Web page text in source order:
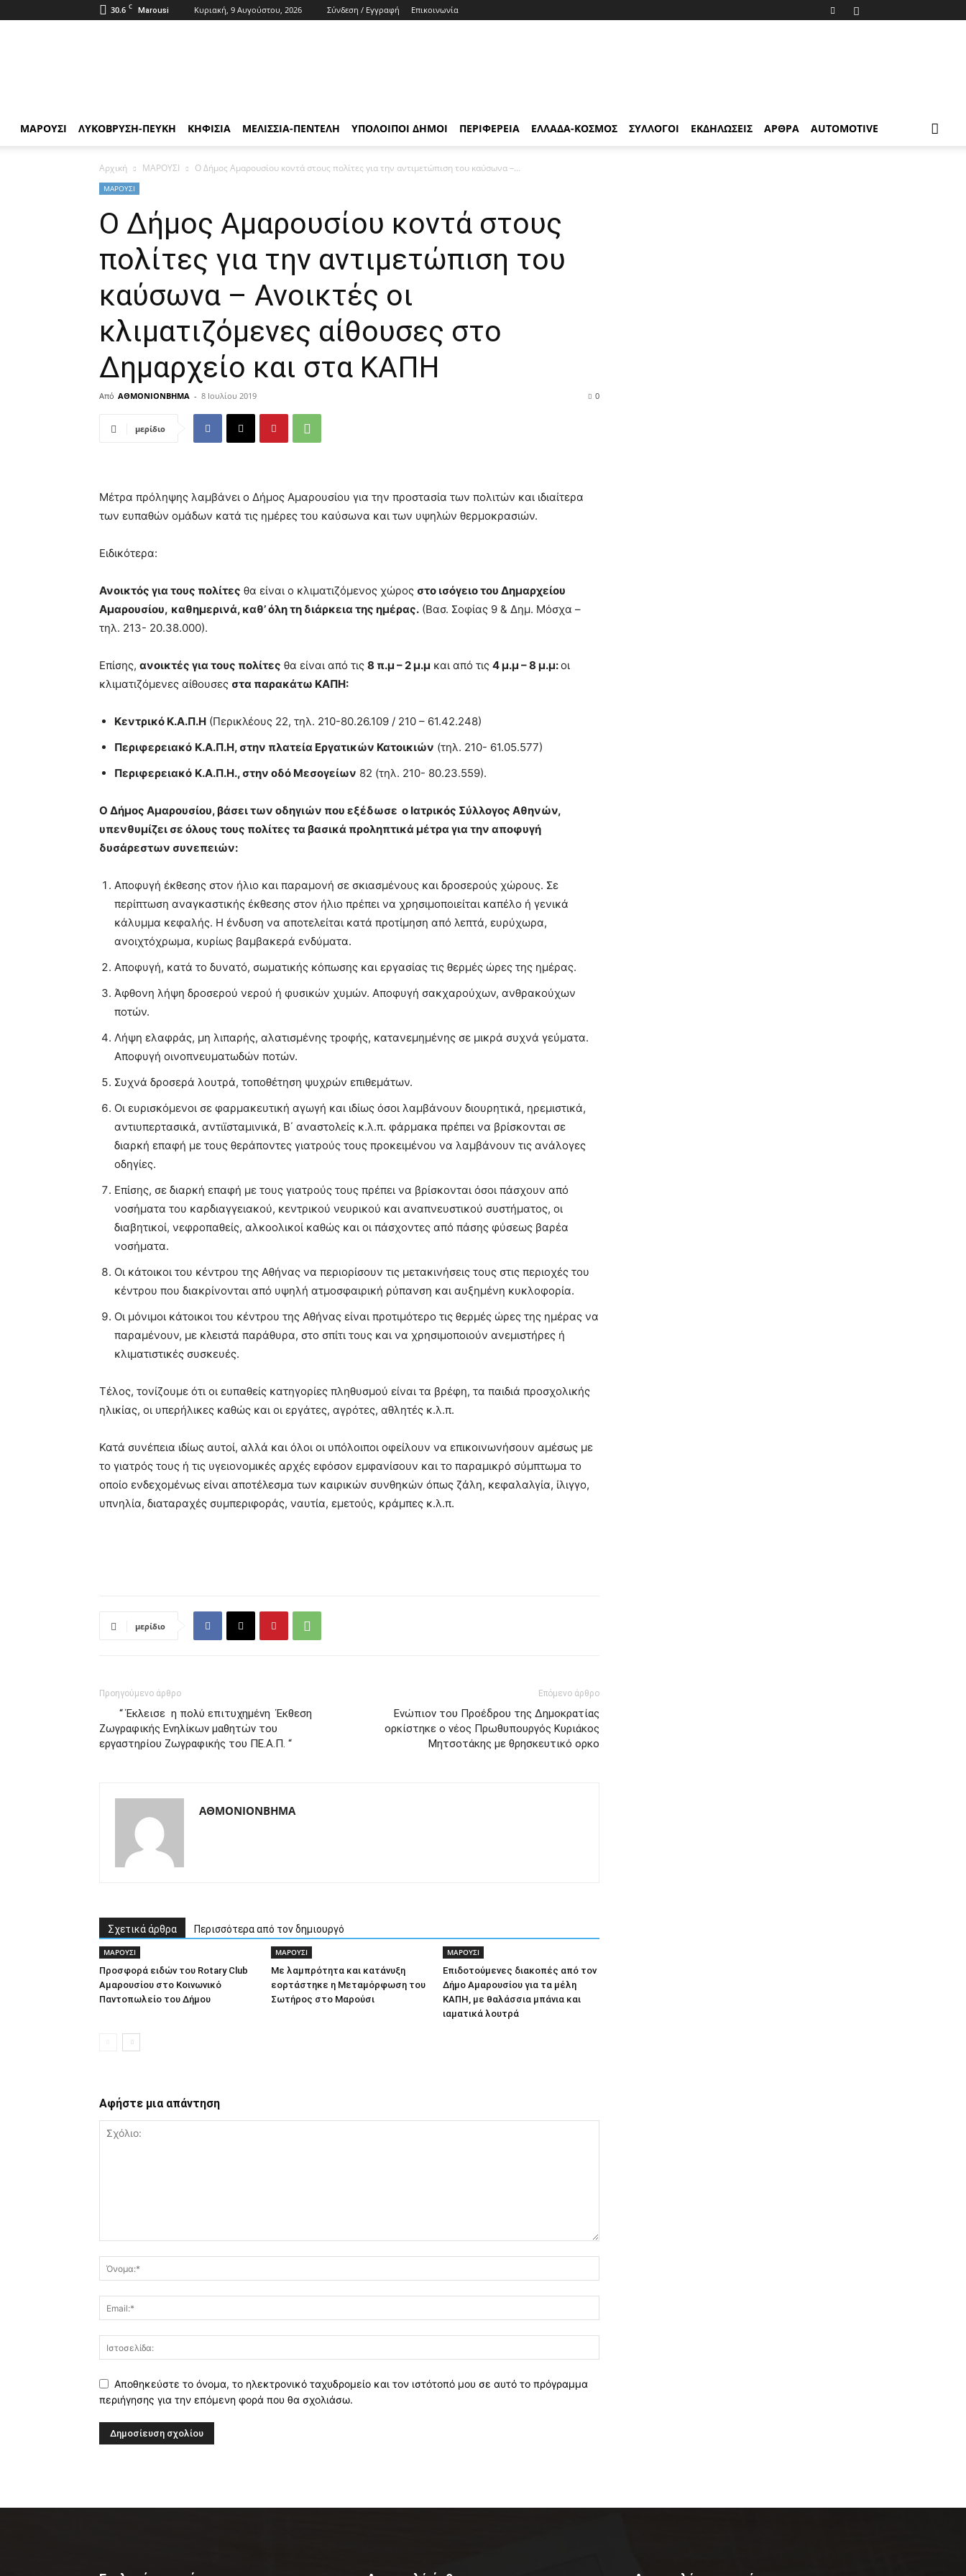
30.6 C Marousi Κυριακή, 9 Αυγούστου, 2026 Σύνδεση / Εγγραφή Επικοινωνία
ΜΑΡΟΥΣΙ ΛΥΚΟΒΡΥΣΗ-ΠΕΥΚΗ ΚΗΦΙΣΙΑ ΜΕΛΙΣΣΙΑ-ΠΕΝΤΕΛΗ ΥΠΟΛΟΙΠΟΙ ΔΗΜΟΙ ΠΕΡΙΦΕΡΕΙΑ ΕΛΛΑΔΑ-ΚΟΣΜΟΣ ΣΥΛΛΟΓΟΙ ΕΚΔΗΛΩΣΕΙΣ ΑΡΘΡΑ AUTOMOTIVE
Αρχική ΜΑΡΟΥΣΙ Ο Δήμος Αμαρουσίου κοντά στους πολίτες για την αντιμετώπιση του καύσωνα –...
ΜΑΡΟΥΣΙ
Ο Δήμος Αμαρουσίου κοντά στους
πολίτες για την αντιμετώπιση του
καύσωνα – Ανοικτές οι
κλιματιζόμενες αίθουσες στο
Δημαρχείο και στα ΚΑΠΗ
Από ΑΘΜΟΝΙΟΝΒΗΜΑ - 8 Ιουλίου 2019 0
μερίδιο
Μέτρα πρόληψης λαμβάνει ο Δήμος Αμαρουσίου για την προστασία των πολιτών και ιδιαίτερα
των ευπαθών ομάδων κατά τις ημέρες του καύσωνα και των υψηλών θερμοκρασιών.
Ειδικότερα:
Ανοικτός για τους πολίτες θα είναι ο κλιματιζόμενος χώρος στο ισόγειο του Δημαρχείου
Αμαρουσίου, καθημερινά, καθ’ όλη τη διάρκεια της ημέρας. (Βασ. Σοφίας 9 & Δημ. Μόσχα –
τηλ. 213- 20.38.000).
Επίσης, ανοικτές για τους πολίτες θα είναι από τις 8 π.μ – 2 μ.μ και από τις 4 μ.μ – 8 μ.μ:οι
κλιματιζόμενες αίθουσες στα παρακάτω ΚΑΠΗ:
Κεντρικό Κ.Α.Π.Η (Περικλέους 22, τηλ. 210-80.26.109 / 210 – 61.42.248)
Περιφερειακό Κ.Α.Π.Η, στην πλατεία Εργατικών Κατοικιών (τηλ. 210- 61.05.577)
Περιφερειακό Κ.Α.Π.Η., στην οδό Μεσογείων 82 (τηλ. 210- 80.23.559).
O Δήμος Αμαρουσίου, βάσει των οδηγιών που εξέδωσε ο Ιατρικός Σύλλογος Αθηνών,
υπενθυμίζει σε όλους τους πολίτες τα βασικά προληπτικά μέτρα για την αποφυγή
δυσάρεστων συνεπειών:
Αποφυγή έκθεσης στον ήλιο και παραμονή σε σκιασμένους και δροσερούς χώρους. Σε
περίπτωση αναγκαστικής έκθεσης στον ήλιο πρέπει να χρησιμοποιείται καπέλο ή γενικά
κάλυμμα κεφαλής. Η ένδυση να αποτελείται κατά προτίμηση από λεπτά, ευρύχωρα,
ανοιχτόχρωμα, κυρίως βαμβακερά ενδύματα.
Αποφυγή, κατά το δυνατό, σωματικής κόπωσης και εργασίας τις θερμές ώρες της ημέρας.
Άφθονη λήψη δροσερού νερού ή φυσικών χυμών. Αποφυγή σακχαρούχων, ανθρακούχων
ποτών.
Λήψη ελαφράς, μη λιπαρής, αλατισμένης τροφής, κατανεμημένης σε μικρά συχνά γεύματα.
Αποφυγή οινοπνευματωδών ποτών.
Συχνά δροσερά λουτρά, τοποθέτηση ψυχρών επιθεμάτων.
Οι ευρισκόμενοι σε φαρμακευτική αγωγή και ιδίως όσοι λαμβάνουν διουρητικά, ηρεμιστικά,
αντιυπερτασικά, αντιϊσταμινικά, Β΄ αναστολείς κ.λ.π. φάρμακα πρέπει να βρίσκονται σε
διαρκή επαφή με τους θεράποντες γιατρούς τους προκειμένου να λαμβάνουν τις ανάλογες
οδηγίες.
Επίσης, σε διαρκή επαφή με τους γιατρούς τους πρέπει να βρίσκονται όσοι πάσχουν από
νοσήματα του καρδιαγγειακού, κεντρικού νευρικού και αναπνευστικού συστήματος, οι
διαβητικοί, νεφροπαθείς, αλκοολικοί καθώς και οι πάσχοντες από πάσης φύσεως βαρέα
νοσήματα.
Οι κάτοικοι του κέντρου της Αθήνας να περιορίσουν τις μετακινήσεις τους στις περιοχές του
κέντρου που διακρίνονται από υψηλή ατμοσφαιρική ρύπανση και αυξημένη κυκλοφορία.
Οι μόνιμοι κάτοικοι του κέντρου της Αθήνας είναι προτιμότερο τις θερμές ώρες της ημέρας να
παραμένουν, με κλειστά παράθυρα, στο σπίτι τους και να χρησιμοποιούν ανεμιστήρες ή
κλιματιστικές συσκευές.
Τέλος, τονίζουμε ότι οι ευπαθείς κατηγορίες πληθυσμού είναι τα βρέφη, τα παιδιά προσχολικής
ηλικίας, οι υπερήλικες καθώς και οι εργάτες, αγρότες, αθλητές κ.λ.π.
Κατά συνέπεια ιδίως αυτοί, αλλά και όλοι οι υπόλοιποι οφείλουν να επικοινωνήσουν αμέσως με
το γιατρός τους ή τις υγειονομικές αρχές εφόσον εμφανίσουν και το παραμικρό σύμπτωμα το
οποίο ενδεχομένως είναι αποτέλεσμα των καιρικών συνθηκών όπως ζάλη, κεφαλαλγία, ίλιγγο,
υπνηλία, διαταραχές συμπεριφοράς, ναυτία, εμετούς, κράμπες κ.λ.π.
μερίδιο
Προηγούμενο άρθρο
“ Έκλεισε η πολύ επιτυχημένη Έκθεση
Ζωγραφικής Ενηλίκων μαθητών του
εργαστηρίου Ζωγραφικής του ΠΕ.Α.Π. “
Επόμενο άρθρο
Ενώπιον του Προέδρου της Δημοκρατίας
ορκίστηκε ο νέος Πρωθυπουργός Κυριάκος
Μητσοτάκης με θρησκευτικό ορκο
ΑΘΜΟΝΙΟΝΒΗΜΑ
Σχετικά άρθρα Περισσότερα από τον δημιουργό
ΜΑΡΟΥΣΙ
Προσφορά ειδών του Rotary Club
Αμαρουσίου στο Κοινωνικό
Παντοπωλείο του Δήμου
ΜΑΡΟΥΣΙ
Με λαμπρότητα και κατάνυξη
εορτάστηκε η Μεταμόρφωση του
Σωτήρος στο Μαρούσι
ΜΑΡΟΥΣΙ
Επιδοτούμενες διακοπές από τον
Δήμο Αμαρουσίου για τα μέλη
ΚΑΠΗ, με θαλάσσια μπάνια και
ιαματικά λουτρά
Αφήστε μια απάντηση
Αποθηκεύστε το όνομα, το ηλεκτρονικό ταχυδρομείο και τον ιστότοπό μου σε αυτό το πρόγραμμα
περιήγησης για την επόμενη φορά που θα σχολιάσω.